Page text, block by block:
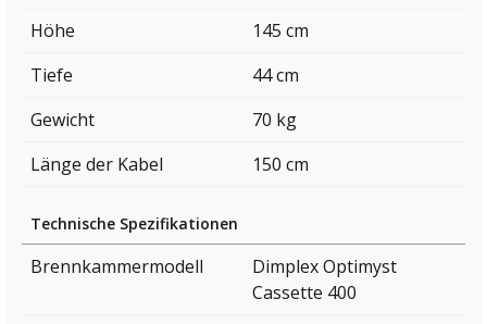
Höhe
145 cm
Tiefe
44 cm
Gewicht
70 kg
Länge der Kabel
150 cm
Technische Spezifikationen
Brennkammermodell
Dimplex Optimyst
Cassette 400